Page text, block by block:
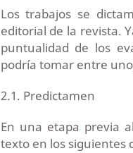
Los trabajos se
editorial de la revista.
puntualidad de los
podría tomar entre
2.1. Predictamen
En una etapa previa
texto en los siguientes